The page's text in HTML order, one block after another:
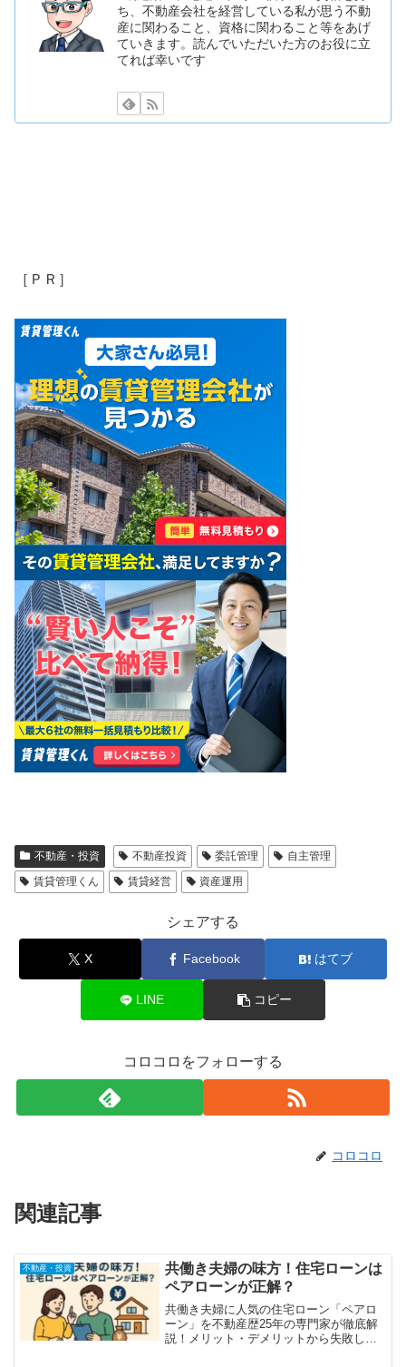
ち、不動産会社を経営している私が思う不動
産に関わること、資格に関わること等をあげ
ていきます。読んでいただいた方のお役に立
てれば幸いです
［ＰＲ］
不動産・投資 不動産投資 委託管理
自主管理
賃貸管理くん
賃貸経営 資産運用
シェアする
X Facebook はてブ
LINE コピー
コロコロをフォローする
コロコロ
関連記事
不動産・投資
共働き夫婦の味方！住宅ローンは
ペアローンが正解？
共働き夫婦に人気の住宅ローン「ペアロ
ーン」を不動産歴25年の専門家が徹底解
説！メリット・デメリットから失敗しな